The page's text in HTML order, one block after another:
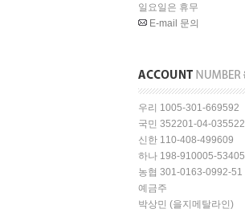
일요일은 휴무
E-mail 문의
우리 1005-301-669592
국민 352201-04-035522
신한 110-408-499609
하나 198-910005-53405
농협 301-0163-0992-51
예금주
박상민 (을지메탈라인)